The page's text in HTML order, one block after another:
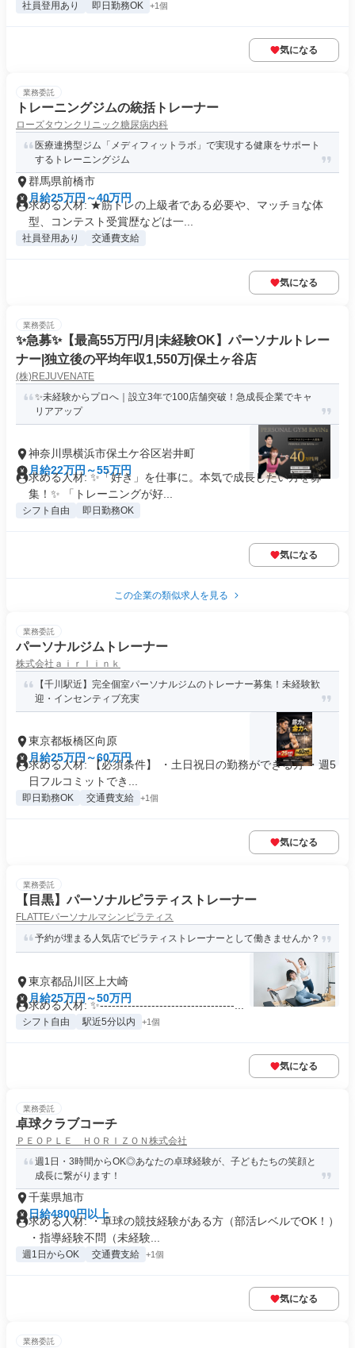
社員登用あり 即日勤務OK +1個
気になる
業務委託
トレーニングジムの統括トレーナー
ローズタウンクリニック糖尿病内科
医療連携型ジム「メディフィットラボ」で実現する健康をサポート
するトレーニングジム
群馬県前橋市
月給25万円～40万円
求める人材: ★筋トレの上級者である必要や、マッチョな体
型、コンテスト受賞歴などは一...
社員登用あり 交通費支給
気になる
業務委託
✨️急募✨️【最高55万円/月|未経験OK】パーソナルトレー
ナー|独立後の平均年収1,550万|保土ヶ谷店
(株)REJUVENATE
✨未経験からプロへ｜設立3年で100店舗突破！急成長企業でキャ
リアアップ
神奈川県横浜市保土ケ谷区岩井町
月給22万円～55万円
求める人材: ✨「好き」を仕事に。本気で成長したい方を募
集！✨ 「トレーニングが好...
シフト自由 即日勤務OK
気になる
この企業の類似求人を見る
業務委託
パーソナルジムトレーナー
株式会社ａｉｒｌｉｎｋ
【千川駅近】完全個室パーソナルジムのトレーナー募集！未経験歓
迎・インセンティブ充実
東京都板橋区向原
月給25万円～60万円
求める人材: 【必須条件】 ・土日祝日の勤務ができる方 ・週5
日フルコミットでき...
即日勤務OK 交通費支給 +1個
気になる
業務委託
【目黒】パーソナルピラティストレーナー
FLATTEパーソナルマシンピラティス
予約が埋まる人気店でピラティストレーナーとして働きませんか？
東京都品川区上大崎
月給25万円～50万円
求める人材: ✨----------------------------------...
シフト自由 駅近5分以内 +1個
気になる
業務委託
卓球クラブコーチ
ＰＥＯＰＬＥ ＨＯＲＩＺＯＮ株式会社
週1日・3時間からOK◎あなたの卓球経験が、子どもたちの笑顔と
成長に繋がります！
千葉県旭市
日給4800円以上
求める人材: ・卓球の競技経験がある方（部活レベルでOK！）
・指導経験不問（未経験...
週1日からOK 交通費支給 +1個
気になる
業務委託